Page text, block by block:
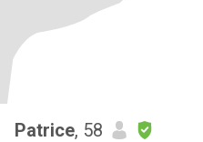
Patrice, 58